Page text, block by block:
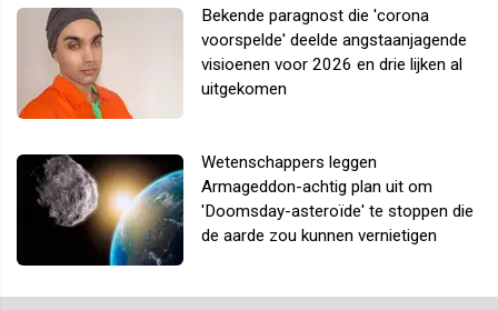
Bekende paragnost die 'corona
voorspelde' deelde angstaanjagende
visioenen voor 2026 en drie lijken al
uitgekomen
Wetenschappers leggen
Armageddon-achtig plan uit om
'Doomsday-asteroïde' te stoppen die
de aarde zou kunnen vernietigen